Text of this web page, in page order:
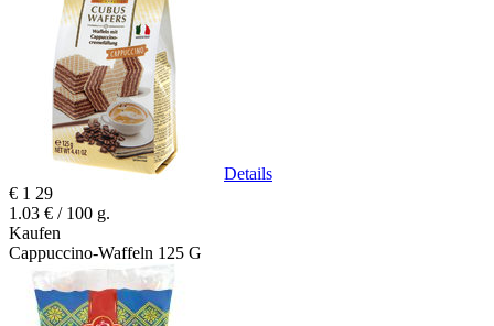
Details
€ 1 29
1.03 € / 100 g.
Kaufen
Cappuccino-Waffeln 125 G